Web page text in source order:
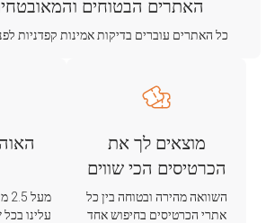
האתרים הבטוחים
כל האתרים עוברים בדיקות אמינות קפדניות
מוצאים לך את
הכרטיסים הכי שווים
השוואה מהירה ובטוחה בין כל
אתרי הכרטיסים בחיפוש אחד
עלינו